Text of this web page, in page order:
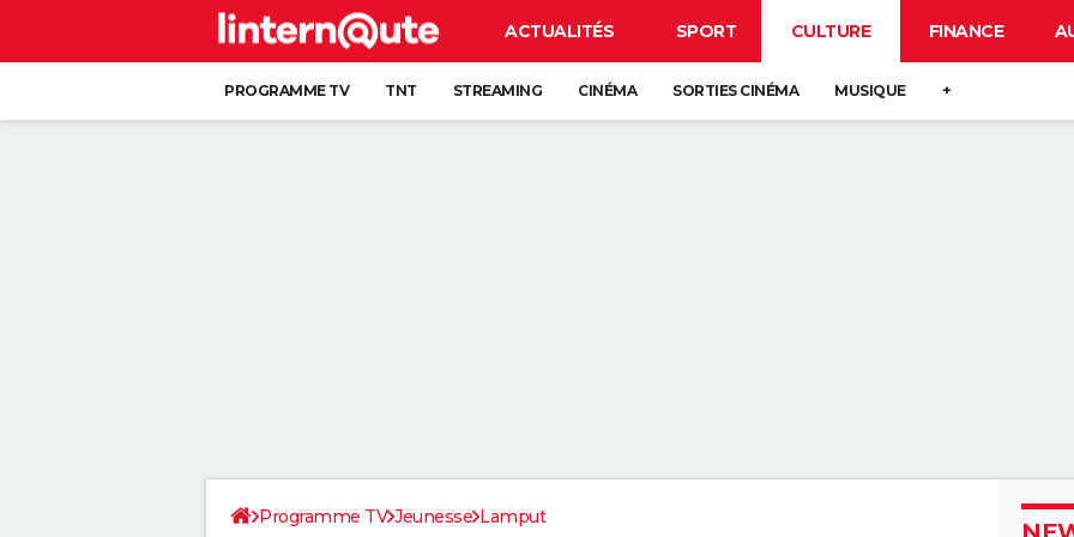
ACTUALITÉS SPORT CULTURE FINANCE
PROGRAMME TV TNT STREAMING CINÉMA SORTIES CINÉMA MUSIQUE +
Programme TV Jeunesse Lamput